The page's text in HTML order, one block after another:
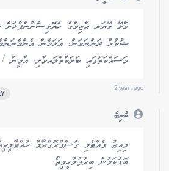
މާލޭ މޭޔަރ އާޒިމްގެ ހެޔޮވިސްނުންފުޅަށް
ޝުކުރް ދަންނަވަން. އަޅަމެން
މަސައްކަތުގައި ބަރަކާތްލައވާށި. އާމީން !
2 years ago
ކުނިބެ
މިއިޒު ފެއްޓެވި ގަސްޕްރޮގްރާމް
ބޮޑުކަމުން ބިރުފުލުހީވީތޯ.